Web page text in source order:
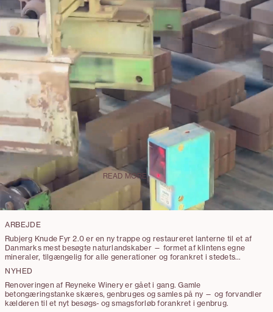
Djernes & Bell er en arkitektvirksomhed
med base i København med en særlig
interesse for det, der allerede findes – det
byggede, det materielle, det
menneskelige og det naturlige. Grundlagt
i 2020 af arkitekterne Justine Bell og
Jonas Djernes bygger virksomheden på
partnernes mere end 15 års erfaring med
transformations- og
restaureringsprojekter i Danmark og
Storbritannien.READ MORE
ARBEJDE
Rubjerg Knude Fyr 2.0 er en ny trappe og restaureret lanterne til et af
Danmarks mest besøgte naturlandskaber — formet af klintens egne
mineraler, tilgængelig for alle generationer og forankret i stedets
geologiske og menneskelige tidslag.
NYHED
Renoveringen af Reyneke Winery er gået i gang. Gamle
betongæringstanke skæres, genbruges og samles på ny — og forvandler
kælderen til et nyt besøgs- og smagsforløb forankret i genbrug.